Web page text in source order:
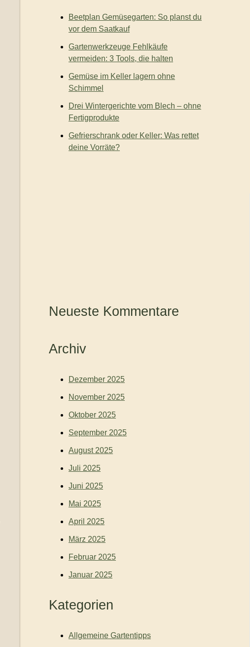
Beetplan Gemüsegarten: So planst du
vor dem Saatkauf
Gartenwerkzeuge Fehlkäufe
vermeiden: 3 Tools, die halten
Gemüse im Keller lagern ohne
Schimmel
Drei Wintergerichte vom Blech – ohne
Fertigprodukte
Gefrierschrank oder Keller: Was rettet
deine Vorräte?
Neueste Kommentare
Archiv
Dezember 2025
November 2025
Oktober 2025
September 2025
August 2025
Juli 2025
Juni 2025
Mai 2025
April 2025
März 2025
Februar 2025
Januar 2025
Kategorien
Allgemeine Gartentipps